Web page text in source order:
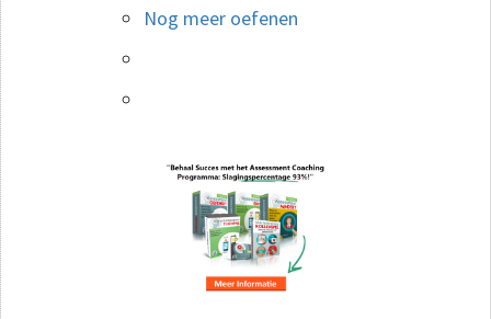
Nog meer oefenen